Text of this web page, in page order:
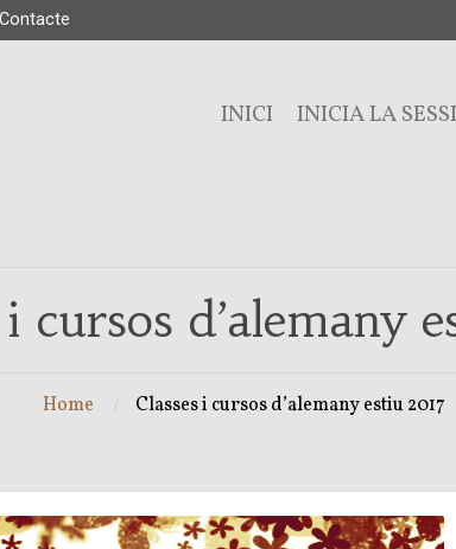
Contacte
INICI INICIA LA
i cursos d’alemany
Home Classes i cursos d’alemany estiu 2017